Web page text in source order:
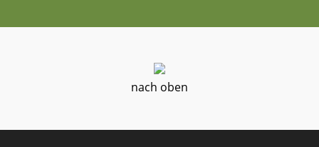
nach oben